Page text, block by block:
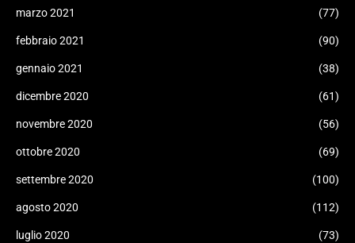
marzo 2021 (77)
febbraio 2021 (90)
gennaio 2021 (38)
dicembre 2020 (61)
novembre 2020 (56)
ottobre 2020 (69)
settembre 2020 (100)
agosto 2020 (112)
luglio 2020 (73)